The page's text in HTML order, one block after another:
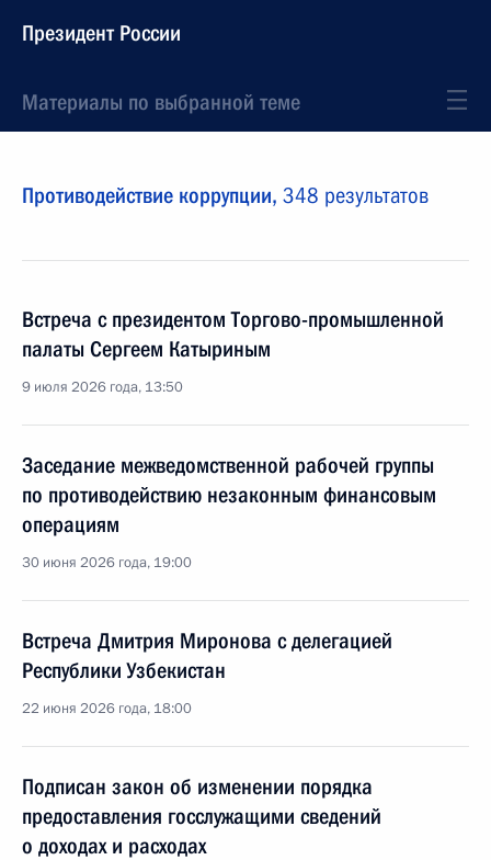
Президент России
Материалы по выбранной теме
Противодействие коррупции, 348 результатов
Встреча с президентом Торгово-промышленной
палаты Сергеем Катыриным
9 июля 2026 года, 13:50
Заседание межведомственной рабочей группы
по противодействию незаконным финансовым
операциям
30 июня 2026 года, 19:00
Встреча Дмитрия Миронова с делегацией
Республики Узбекистан
22 июня 2026 года, 18:00
Подписан закон об изменении порядка
предоставления госслужащими сведений
о доходах и расходах